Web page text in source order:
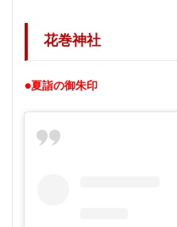
花巻神社
●夏詣の御朱印